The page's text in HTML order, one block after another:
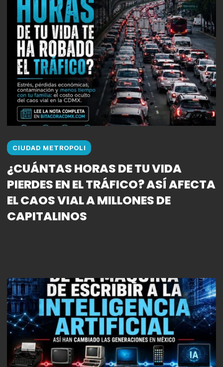
CIUDAD METROPOLI
¿CUÁNTAS HORAS DE TU VIDA
PIERDES EN EL TRÁFICO? ASÍ AFECTA
EL CAOS VIAL A MILLONES DE
CAPITALINOS